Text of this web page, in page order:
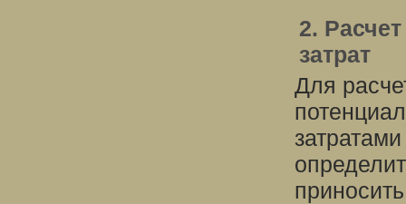
2.
затрат
Для